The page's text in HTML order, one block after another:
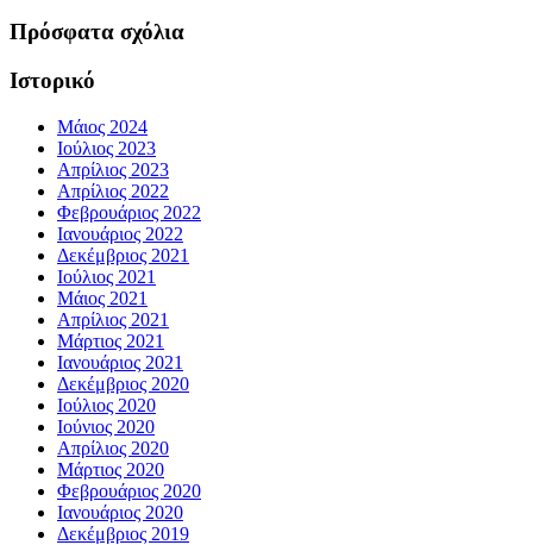
Πρόσφατα σχόλια
Ιστορικό
Μάιος 2024
Ιούλιος 2023
Απρίλιος 2023
Απρίλιος 2022
Φεβρουάριος 2022
Ιανουάριος 2022
Δεκέμβριος 2021
Ιούλιος 2021
Μάιος 2021
Απρίλιος 2021
Μάρτιος 2021
Ιανουάριος 2021
Δεκέμβριος 2020
Ιούλιος 2020
Ιούνιος 2020
Απρίλιος 2020
Μάρτιος 2020
Φεβρουάριος 2020
Ιανουάριος 2020
Δεκέμβριος 2019